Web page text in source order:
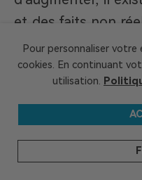
et des faits non
plus populaires
et leur incapacité
volumineux ou des
avec l’avènement
d’incorporer le
Pour personnaliser
cookies. En continuant
utilisation.